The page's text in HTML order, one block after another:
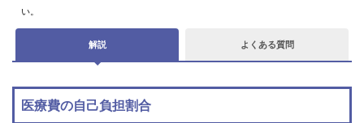
み
の
給
付
い。
解説 よくある質問
医療費の自己負担割合